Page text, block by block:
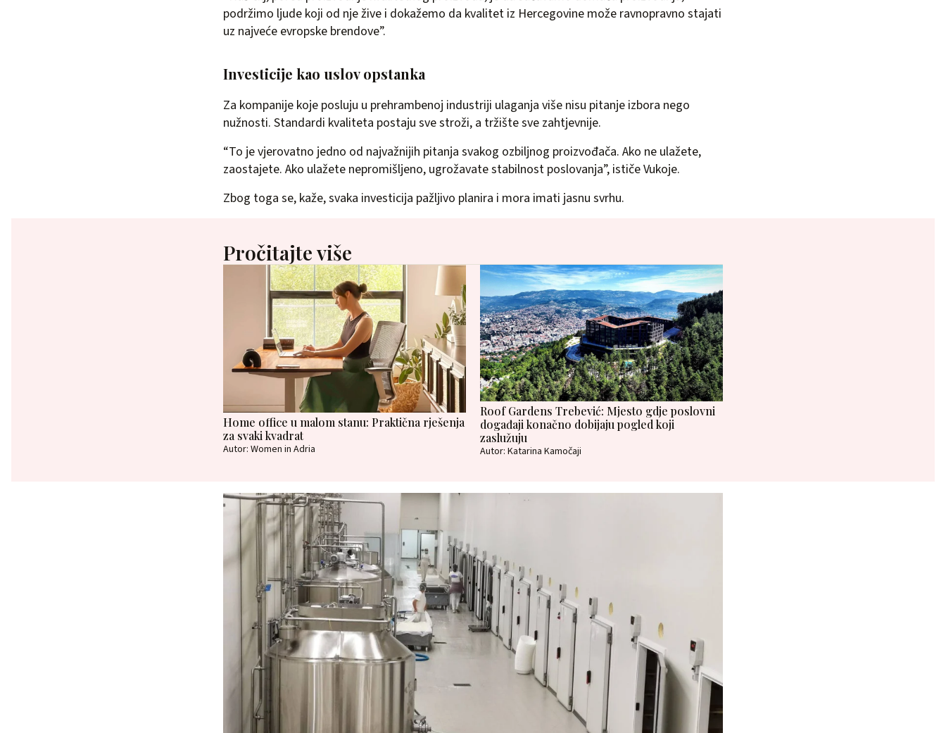
podržimo ljude koji od nje žive i dokažemo da kvalitet iz Hercegovine može ravnopravno stajati
uz najveće evropske brendove”.
Investicije kao uslov opstanka
Za kompanije koje posluju u prehrambenoj industriji ulaganja više nisu pitanje izbora nego
nužnosti. Standardi kvaliteta postaju sve stroži, a tržište sve zahtjevnije.
“To je vjerovatno jedno od najvažnijih pitanja svakog ozbiljnog proizvođača. Ako ne ulažete,
zaostajete. Ako ulažete nepromišljeno, ugrožavate stabilnost poslovanja”, ističe Vukoje.
Zbog toga se, kaže, svaka investicija pažljivo planira i mora imati jasnu svrhu.
Pročitajte više
Home office u malom stanu: Praktična rješenja
za svaki kvadrat
Autor: Women in Adria
Roof Gardens Trebević: Mjesto gdje poslovni
događaji konačno dobijaju pogled koji
zaslužuju
Autor: Katarina Kamočaji